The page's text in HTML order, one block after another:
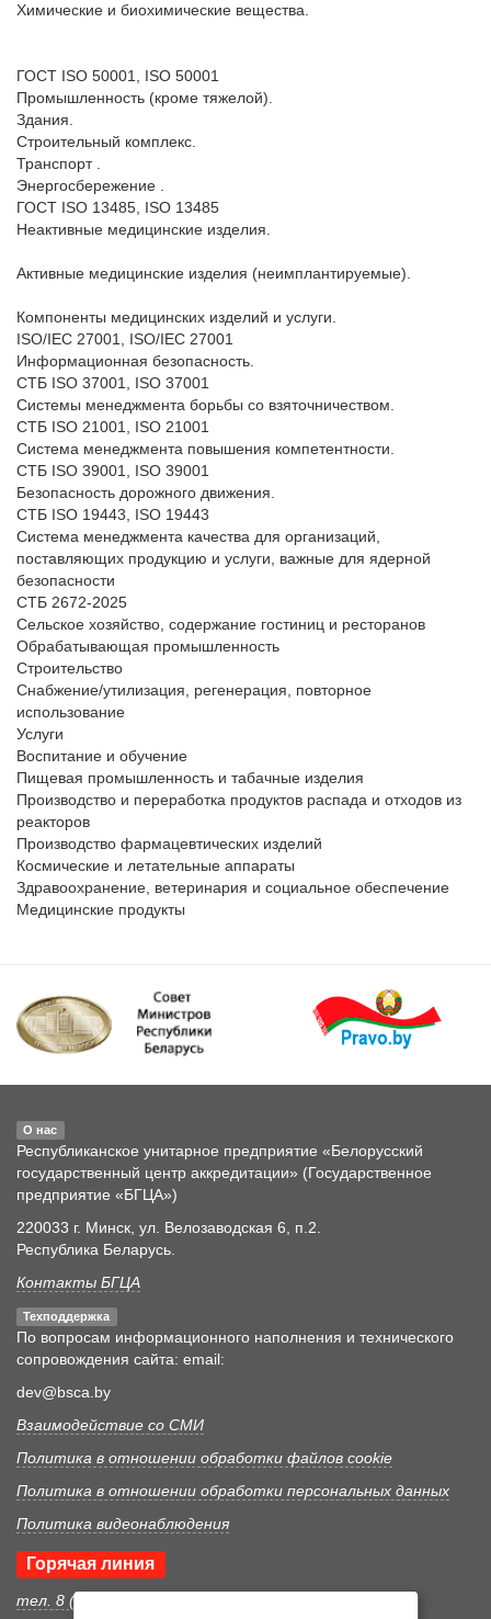
Химические и биохимические вещества.
ГОСТ ISO 50001, ISO 50001
Промышленность (кроме тяжелой).
Здания.
Строительный комплекс.
Транспорт .
Энергосбережение .
ГОСТ ISO 13485, ISO 13485
Неактивные медицинские изделия.
Активные медицинские изделия (неимплантируемые).
Компоненты медицинских изделий и услуги.
ISO/IEC 27001, ISO/IEC 27001
Информационная безопасность.
СТБ ISO 37001, ISO 37001
Системы менеджмента борьбы со взяточничеством.
СТБ ISO 21001, ISO 21001
Система менеджмента повышения компетентности.
СТБ ISO 39001, ISO 39001
Безопасность дорожного движения.
СТБ ISO 19443, ISO 19443
Система менеджмента качества для организаций,
поставляющих продукцию и услуги, важные для ядерной
безопасности
СТБ 2672-2025
Сельское хозяйство, содержание гостиниц и ресторанов
Обрабатывающая промышленность
Строительство
Снабжение/утилизация, регенерация, повторное
использование
Услуги
Воспитание и обучение
Пищевая промышленность и табачные изделия
Производство и переработка продуктов распада и отходов из
реакторов
Производство фармацевтических изделий
Космические и летательные аппараты
Здравоохранение, ветеринария и социальное обеспечение
О нас
Республиканское унитарное предприятие «Белорусский
государственный центр аккредитации» (Государственное
предприятие «БГЦА»)
220033 г. Минск, ул. Велозаводская 6, п.2.
Республика Беларусь.
Контакты БГЦА
Техподдержка
По вопросам информационного наполнения и технического
сопровождения сайта: email:
dev@bsca.by
Взаимодействие со СМИ
Политика в отношении обработки файлов cookie
Политика в отношении обработки персональных данных
Политика видеонаблюдения
Горячая линия
тел. 8 (017) 352 46 05